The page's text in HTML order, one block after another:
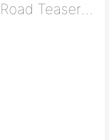
Mad Max Fury Road Teaser Screen Caps 78